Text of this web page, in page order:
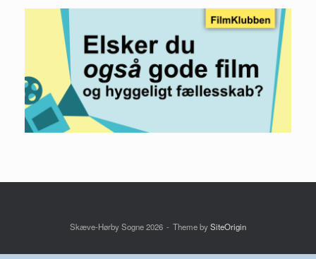
Skæve-Hørby Sogne 2026 Theme bySiteOrigin